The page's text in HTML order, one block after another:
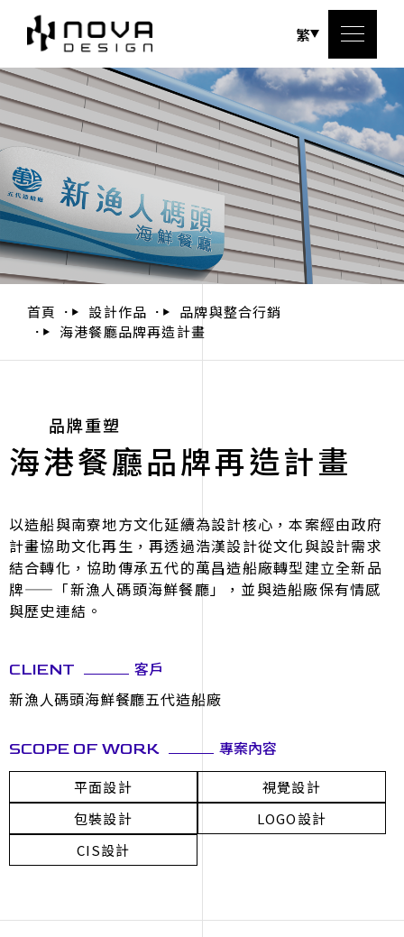
繁
首頁 設計作品
品牌與整合行銷
海港餐廳品牌再造計畫
品牌重塑
海港餐廳品牌再造計畫
以造船與南寮地方文化延續為設計核心，本案經由政府
計畫協助文化再生，再透過浩漢設計從文化與設計需求
結合轉化，協助傳承五代的萬昌造船廠轉型建立全新品
牌——「新漁人碼頭海鮮餐廳」，並與造船廠保有情感
與歷史連結。
CLIENT
客戶
新漁人碼頭海鮮餐廳五代造船廠
SCOPE OF WORK 專案內容
平面設計
視覺設計
包裝設計
LOGO設計
CIS設計
關
服
設
設